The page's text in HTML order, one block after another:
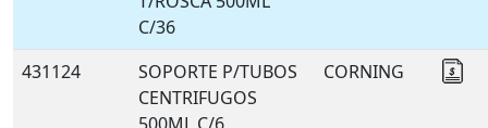
C/36
431124
SOPORTE P/TUBOS
CENTRIFUGOS
CORNING